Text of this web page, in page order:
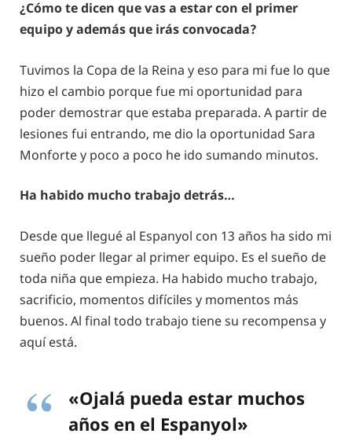
¿Cómo te dicen que vas a estar con el primer
equipo y además que irás convocada?
Tuvimos la Copa de la Reina y eso para mi fue lo que
hizo el cambio porque fue mi oportunidad para
poder demostrar que estaba preparada. A partir de
lesiones fui entrando, me dio la oportunidad Sara
Monforte y poco a poco he ido sumando minutos.
Ha habido mucho trabajo detrás…
Desde que llegué al Espanyol con 13 años ha sido mi
sueño poder llegar al primer equipo. Es el sueño de
toda niña que empieza. Ha habido mucho trabajo,
sacrificio, momentos difíciles y momentos más
buenos. Al final todo trabajo tiene su recompensa y
aquí está.
«Ojalá pueda estar muchos
años en el Espanyol»